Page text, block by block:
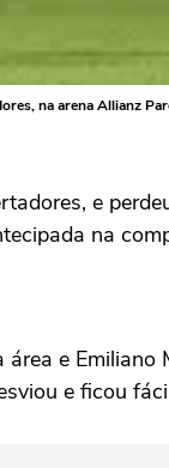
na arena Allianz
e
na
e
e ficou